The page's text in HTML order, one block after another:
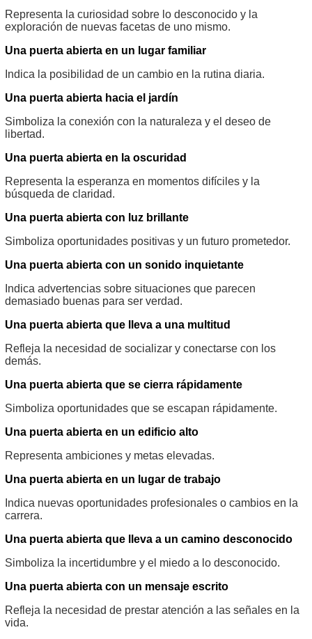
Representa la curiosidad sobre lo desconocido y la
exploración de nuevas facetas de uno mismo.
Una puerta abierta en un lugar familiar
Indica la posibilidad de un cambio en la rutina diaria.
Una puerta abierta hacia el jardín
Simboliza la conexión con la naturaleza y el deseo de
libertad.
Una puerta abierta en la oscuridad
Representa la esperanza en momentos difíciles y la
búsqueda de claridad.
Una puerta abierta con luz brillante
Simboliza oportunidades positivas y un futuro prometedor.
Una puerta abierta con un sonido inquietante
Indica advertencias sobre situaciones que parecen
demasiado buenas para ser verdad.
Una puerta abierta que lleva a una multitud
Refleja la necesidad de socializar y conectarse con los
demás.
Una puerta abierta que se cierra rápidamente
Simboliza oportunidades que se escapan rápidamente.
Una puerta abierta en un edificio alto
Representa ambiciones y metas elevadas.
Una puerta abierta en un lugar de trabajo
Indica nuevas oportunidades profesionales o cambios en la
carrera.
Una puerta abierta que lleva a un camino desconocido
Simboliza la incertidumbre y el miedo a lo desconocido.
Una puerta abierta con un mensaje escrito
Refleja la necesidad de prestar atención a las señales en la
vida.